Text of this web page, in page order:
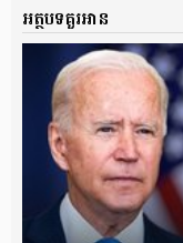
អត្ថបទគួរអាន